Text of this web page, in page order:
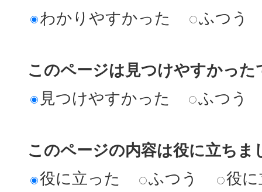
わかりやすかった
ふつう
このページは見つけやすかった
見つけやすかった
ふつう
このページの内容は役に立ちま
役に立った
ふつう 役